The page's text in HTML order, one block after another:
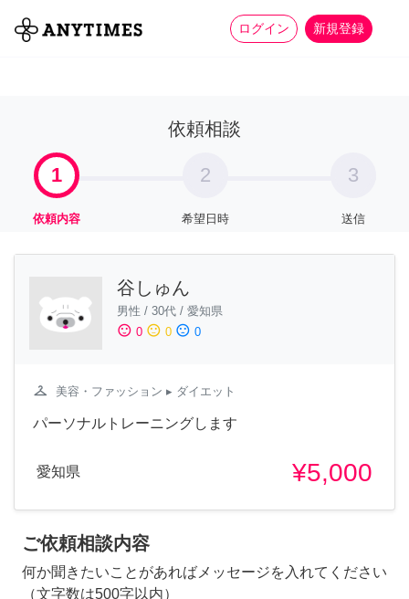
ログイン 新規登録
全て 家事 more_horiz
依頼相談
1
依頼内容
2
希望日時
3
送信
谷しゅん
男性 / 30代 / 愛知県
sentiment_satisfied 0 sentiment_neutral 0 sentiment_dissatisfied 0
checkroom 美容・ファッション ▸ ダイエット
パーソナルトレーニングします
愛知県 ¥5,000
ご依頼相談内容
何か聞きたいことがあればメッセージを入れてください
（文字数は500字以内）